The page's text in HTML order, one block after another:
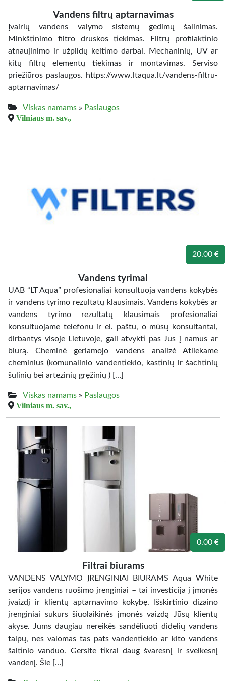
Vandens filtrų aptarnavimas
Įvairių vandens valymo sistemų gedimų šalinimas.
Minkštinimo filtro druskos tiekimas. Filtrų profilaktinio
atnaujinimo ir užpildų keitimo darbai. Mechaninių, UV ar
kitų filtrų elementų tiekimas ir montavimas. Serviso
priežiūros paslaugos. https://www.ltaqua.lt/vandens-filtru-
aptarnavimas/
Viskas namams » Paslaugos
Vilniaus m. sav.,
20.00 €
Vandens tyrimai
UAB “LT Aqua” profesionaliai konsultuoja vandens kokybės
ir vandens tyrimo rezultatų klausimais. Vandens kokybės ar
vandens tyrimo rezultatų klausimais profesionaliai
konsultuojame telefonu ir el. paštu, o mūsų konsultantai,
dirbantys visoje Lietuvoje, gali atvykti pas Jus į namus ar
biurą. Cheminė geriamojo vandens analizė Atliekame
cheminius (komunalinio vandentiekio, kastinių ir šachtinių
šulinių bei artezinių gręžinių ) […]
Viskas namams » Paslaugos
Vilniaus m. sav.,
0.00 €
Filtrai biurams
VANDENS VALYMO ĮRENGINIAI BIURAMS Aqua White
serijos vandens ruošimo įrenginiai – tai investicija į įmonės
įvaizdį ir klientų aptarnavimo kokybę. Išskirtinio dizaino
įrenginiai sukurs šiuolaikinės įmonės vaizdą Jūsų klientų
akyse. Jums daugiau nereikės sandėliuoti didelių vandens
talpų, nes valomas tas pats vandentiekio ar kito vandens
šaltinio vanduo. Gersite tikrai daug švaresnį ir sveikesnį
vandenį. Šie […]